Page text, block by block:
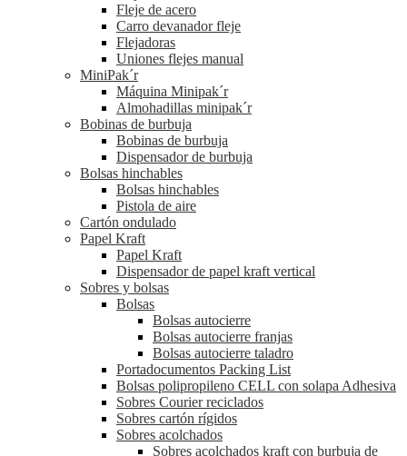
Fleje de acero
Carro devanador fleje
Flejadoras
Uniones flejes manual
MiniPak´r
Máquina Minipak´r
Almohadillas minipak´r
Bobinas de burbuja
Bobinas de burbuja
Dispensador de burbuja
Bolsas hinchables
Bolsas hinchables
Pistola de aire
Cartón ondulado
Papel Kraft
Papel Kraft
Dispensador de papel kraft vertical
Sobres y bolsas
Bolsas
Bolsas autocierre
Bolsas autocierre franjas
Bolsas autocierre taladro
Portadocumentos Packing List
Bolsas polipropileno CELL con solapa Adhesiva
Sobres Courier reciclados
Sobres cartón rígidos
Sobres acolchados
Sobres acolchados kraft con burbuja de